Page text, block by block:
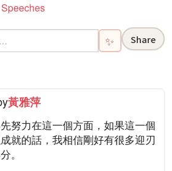
Speeches
✨ Share
黃雅萍
努力在這一個方面，如果這一個
就的話，我相信剛好有很多迎刃
。